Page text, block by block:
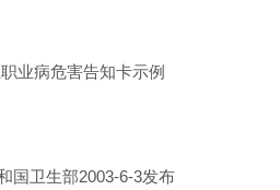
业病危害告知卡示例
国卫生部2003-6-3发布